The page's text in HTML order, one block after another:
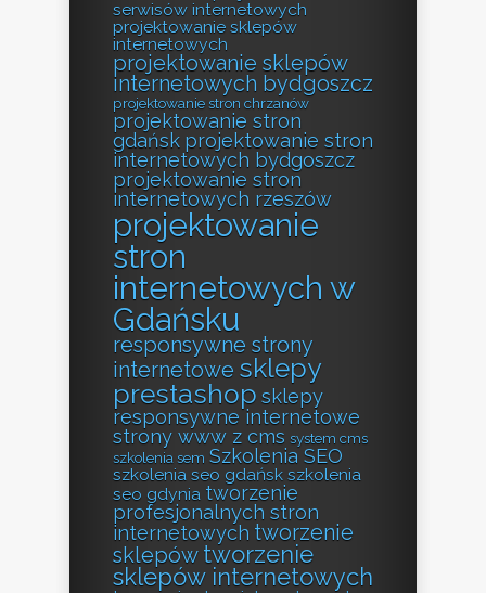
serwisów internetowych
projektowanie sklepów
internetowych
projektowanie sklepów
internetowych bydgoszcz
projektowanie stron chrzanów
projektowanie stron
gdańsk projektowanie stron
internetowych bydgoszcz
projektowanie stron
internetowych rzeszów
projektowanie
stron
internetowych w
Gdańsku
responsywne strony
internetowe sklepy
prestashop sklepy
responsywne internetowe
strony www z cms system cms
szkolenia sem Szkolenia SEO
szkolenia seo gdańsk szkolenia
seo gdynia tworzenie
profesjonalnych stron
internetowych tworzenie
sklepów tworzenie
sklepów internetowych